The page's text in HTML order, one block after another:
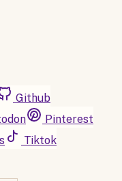
Github
Pinterest
Tiktok